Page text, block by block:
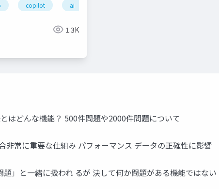
copilot ai
1.3K
はどんな機能？ 500件問題や2000件問題について
常に重要な仕組み パフォーマンス データの正確性に影響
」と一緒に扱われ るが 決して何か問題がある機能ではない